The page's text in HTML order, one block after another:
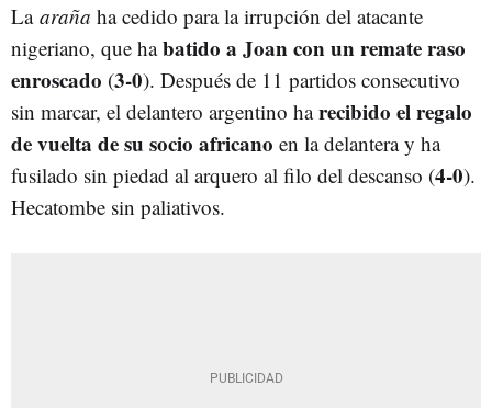
La araña ha cedido para la irrupción del atacante
nigeriano, que habatido a Joan con un remate raso
enroscado (3-0). Después de 11 partidos consecutivo
sin marcar, el delantero argentino harecibido el regalo
de vuelta de su socio africano en la delantera y ha
fusilado sin piedad al arquero al filo del descanso (4-0).
Hecatombe sin paliativos.